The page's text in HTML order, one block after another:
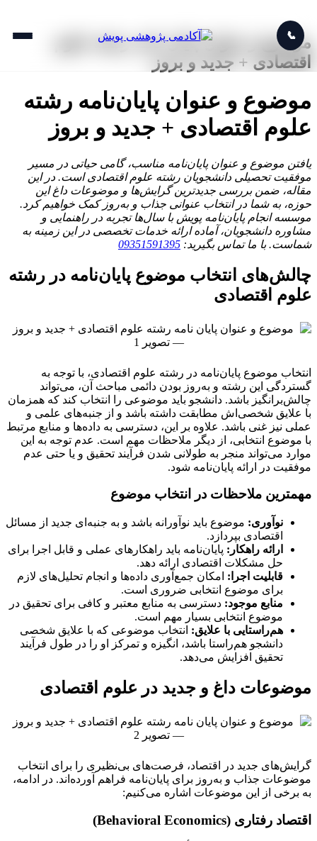
📞
موضوع و عنوان پایان نامه رشته علوم
اقتصادی + جدید و بروز
موضوع و عنوان پایان‌نامه رشته
علوم اقتصادی + جدید و بروز
یافتن موضوع و عنوان پایان‌نامه مناسب، گامی حیاتی در مسیر
موفقیت تحصیلی دانشجویان رشته علوم اقتصادی است. در این
مقاله، ضمن بررسی جدیدترین گرایش‌ها و موضوعات داغ این
حوزه، به شما در انتخاب عنوانی جذاب و به‌روز کمک خواهیم کرد.
موسسه انجام پایان‌نامه پویش با سال‌ها تجربه در راهنمایی و
مشاوره دانشجویان، آماده ارائه خدمات تخصصی در این زمینه به
شماست. با ما تماس بگیرید: 09351591395
چالش‌های انتخاب موضوع پایان‌نامه در رشته
علوم اقتصادی
انتخاب موضوع پایان‌نامه در رشته علوم اقتصادی، با توجه به
گستردگی این رشته و به‌روز بودن دائمی مباحث آن، می‌تواند
چالش‌برانگیز باشد. دانشجو باید موضوعی را انتخاب کند که همزمان
با علایق شخصی‌اش مطابقت داشته باشد و از جنبه‌های علمی و
عملی نیز غنی باشد. علاوه بر این، دسترسی به داده‌ها و منابع مرتبط
با موضوع انتخابی، از دیگر ملاحظات مهم است. عدم توجه به این
موارد می‌تواند منجر به طولانی شدن فرآیند تحقیق و یا حتی عدم
موفقیت در ارائه پایان‌نامه شود.
مهمترین ملاحظات در انتخاب موضوع
نوآوری: موضوع باید نوآورانه باشد و به جنبه‌ای جدید از مسائل
اقتصادی بپردازد.
ارائه راهکار: پایان‌نامه باید راهکارهای عملی و قابل اجرا برای
حل مشکلات اقتصادی ارائه دهد.
قابلیت اجرا: امکان جمع‌آوری داده‌ها و انجام تحلیل‌های لازم
برای موضوع انتخابی ضروری است.
منابع موجود: دسترسی به منابع معتبر و کافی برای تحقیق در
موضوع انتخابی بسیار مهم است.
هم‌راستایی با علایق: انتخاب موضوعی که با علایق شخصی
دانشجو هم‌راستا باشد، انگیزه و تمرکز او را در طول فرآیند
تحقیق افزایش می‌دهد.
موضوعات داغ و جدید در علوم اقتصادی
گرایش‌های جدید در اقتصاد، فرصت‌های بی‌نظیری را برای انتخاب
موضوعات جذاب و به‌روز برای پایان‌نامه فراهم آورده‌اند. در ادامه،
به برخی از این موضوعات اشاره می‌کنیم:
اقتصاد رفتاری (Behavioral Economics)